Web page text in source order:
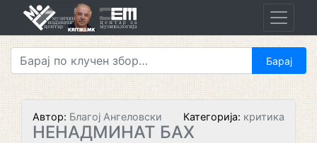
Автор: Благој Ангеловски Категорија: критика
НЕНАДМИНАТ БАХ